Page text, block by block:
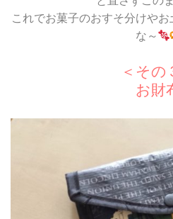
これでお菓子のおすそ分けや
な～
＜その
お財